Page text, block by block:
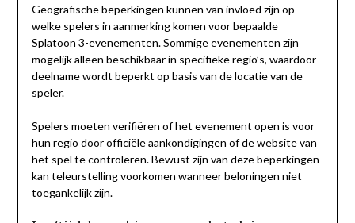
Geografische beperkingen kunnen van invloed zijn op
welke spelers in aanmerking komen voor bepaalde
Splatoon 3-evenementen. Sommige evenementen zijn
mogelijk alleen beschikbaar in specifieke regio’s, waardoor
deelname wordt beperkt op basis van de locatie van de
speler.
Spelers moeten verifiëren of het evenement open is voor
hun regio door officiële aankondigingen of de website van
het spel te controleren. Bewust zijn van deze beperkingen
kan teleurstelling voorkomen wanneer beloningen niet
toegankelijk zijn.